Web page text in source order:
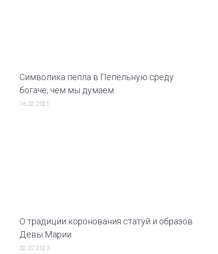
Символика пепла в Пепельную среду
богаче, чем мы думаем
16.02.2021
О традиции коронования статуй и образов
Девы Марии
02.07.2023